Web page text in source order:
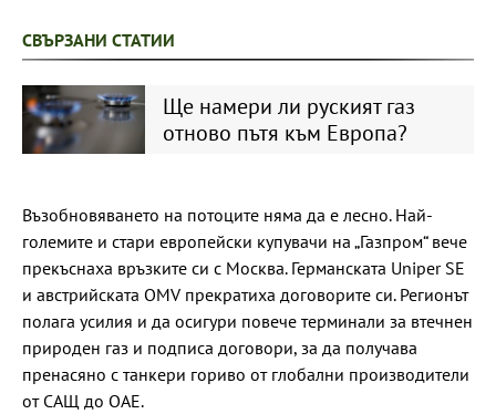
СВЪРЗАНИ СТАТИИ
Ще намери ли руският газ
отново пътя към Европа?
Възобновяването на потоците няма да е лесно. Най-
големите и стари европейски купувачи на „Газпром“ вече
прекъснаха връзките си с Москва. Германската Uniper SE
и австрийската OMV прекратиха договорите си. Регионът
полага усилия и да осигури повече терминали за втечнен
природен газ и подписа договори, за да получава
пренасяно с танкери гориво от глобални производители
от САЩ до ОАЕ.